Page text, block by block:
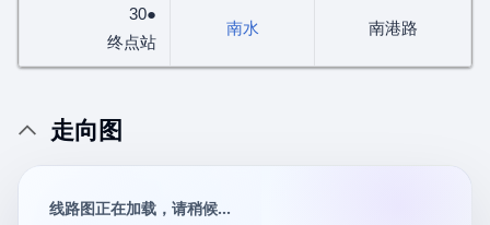
30●
终点站
南水 南港路
走向图
线路图正在加载，请稍候...